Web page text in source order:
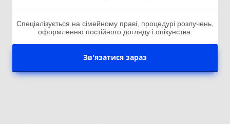
Спеціалізується на сімейному праві, процедурі розлучень,
оформленню постійного догляду і опікунства.
Зв'язатися зараз